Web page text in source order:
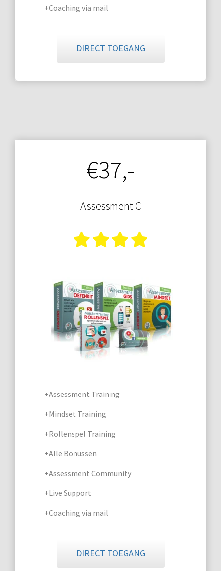
+Coaching via mail
DIRECT TOEGANG
Assessment C
€37,-
+Assessment Training
+Mindset Training
+Rollenspel Training
+Alle Bonussen
+Assessment Community
+Live Support
+Coaching via mail
DIRECT TOEGANG